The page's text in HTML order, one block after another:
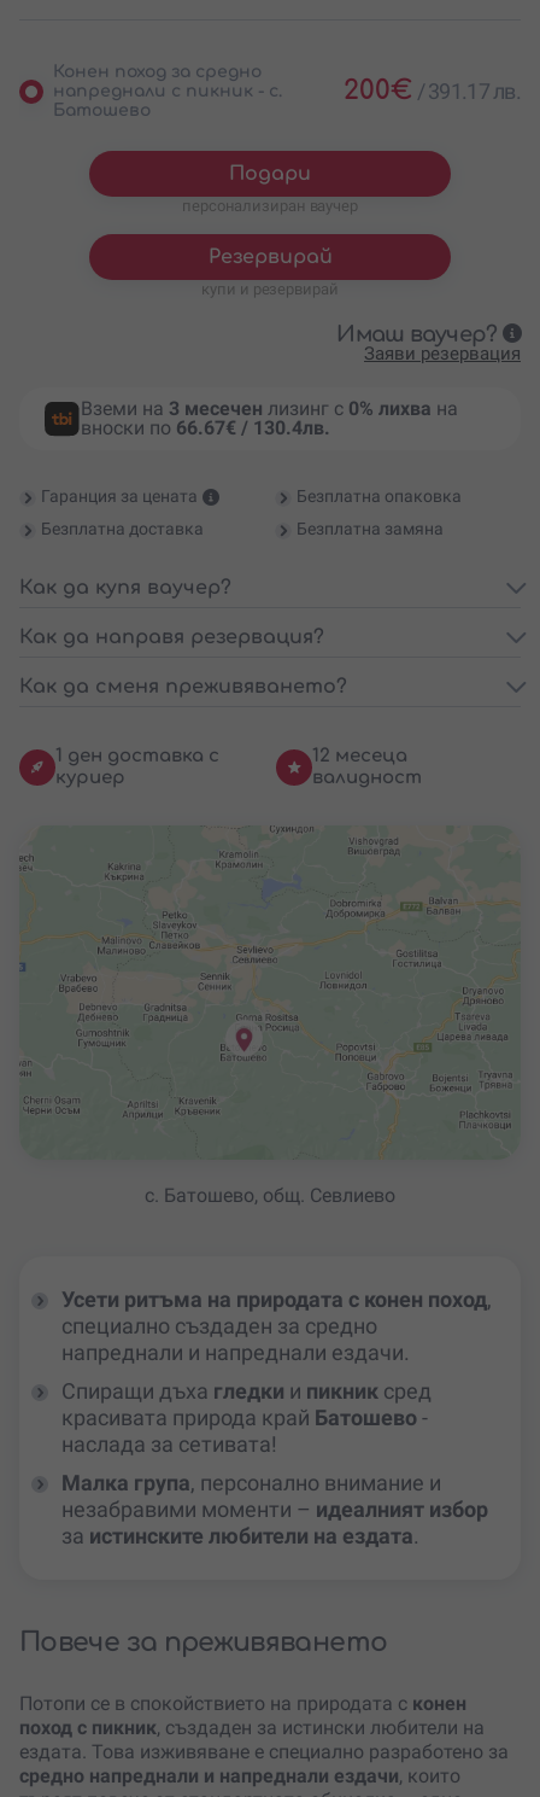
Конен поход за средно
напреднали с пикник - с.
Батошево
200€ /391.17 лв.
Подари
персонализиран ваучер
Резервирай
купи и резервирай
Имаш ваучер?
Заяви резервация
Вземи на 3 месечен лизинг с 0% лихва на
вноски по 66.67€ / 130.4лв.
Гаранция за цената
Безплатна опаковка
Безплатна доставка
Безплатна замяна
Как да купя ваучер?
Как да направя резервация?
Как да сменя преживяването?
1 ден доставка с
куриер
12 месеца
валидност
с. Батошево, общ. Севлиево
Усети ритъма на природата с конен поход,
специално създаден за средно
напреднали и напреднали ездачи.
Спиращи дъха гледки и пикник сред
красивата природа край Батошево-
наслада за сетивата!
Малка група, персонално внимание и
незабравими моменти – идеалният избор
за истинските любители на ездата.
Повече за преживяването
Потопи се в спокойствието на природата с конен
поход с пикник, създаден за истински любители на
ездата. Това изживяване е специално разработено за
средно напреднали и напреднали ездачи, които